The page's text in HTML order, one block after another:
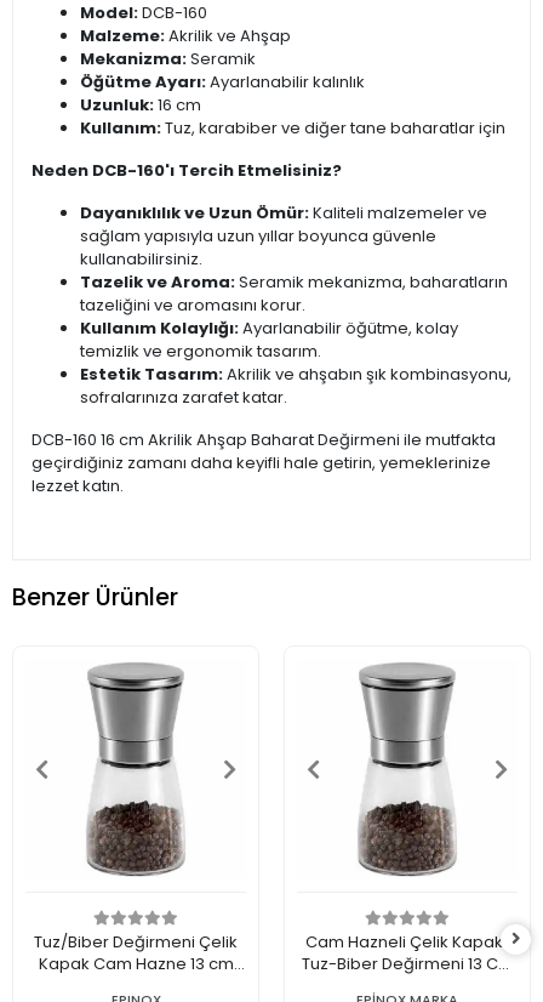
Model:DCB-160
Malzeme:Akrilik ve Ahşap
Mekanizma:Seramik
Öğütme Ayarı:Ayarlanabilir kalınlık
Uzunluk:16 cm
Kullanım:Tuz, karabiber ve diğer tane baharatlar için
Neden DCB-160'ı Tercih Etmelisiniz?
Dayanıklılık ve Uzun Ömür:Kaliteli malzemeler ve
sağlam yapısıyla uzun yıllar boyunca güvenle
kullanabilirsiniz.
Tazelik ve Aroma:Seramik mekanizma, baharatların
tazeliğini ve aromasını korur.
Kullanım Kolaylığı:Ayarlanabilir öğütme, kolay
temizlik ve ergonomik tasarım.
Estetik Tasarım:Akrilik ve ahşabın şık kombinasyonu,
sofralarınıza zarafet katar.
DCB-160 16 cm Akrilik Ahşap Baharat Değirmeni ile mutfakta
geçirdiğiniz zamanı daha keyifli hale getirin, yemeklerinize
lezzet katın.
Benzer Ürünler
Tuz/Biber Değirmeni Çelik
Kapak Cam Hazne 13 cm
Cam Hazneli Çelik Kapaklı
Tuz-Biber Değirmeni 13 Cm